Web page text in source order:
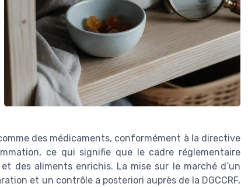
des médicaments, conformément à la directive
ce qui signifie que le cadre réglementaire
des aliments enrichis. La mise sur le marché d’un
et un contrôle a posteriori auprès de la DGCCRF,